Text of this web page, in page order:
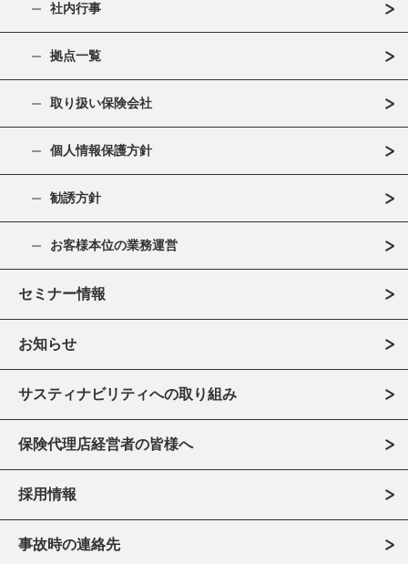
社内行事
拠点一覧
取り扱い保険会社
個人情報保護方針
勧誘方針
お客様本位の業務運営
セミナー情報
お知らせ
サスティナビリティへの取り組み
保険代理店経営者の皆様へ
採用情報
事故時の連絡先